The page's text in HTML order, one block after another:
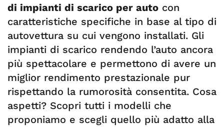
di impianti di scarico per auto con
caratteristiche specifiche in base al tipo di
autovettura su cui vengono installati. Gli
impianti di scarico rendendo l’auto ancora
più spettacolare e permettono di avere un
miglior rendimento prestazionale pur
rispettando la rumorosità consentita. Cosa
aspetti? Scopri tutti i modelli che
proponiamo e scegli quello più adatto alla